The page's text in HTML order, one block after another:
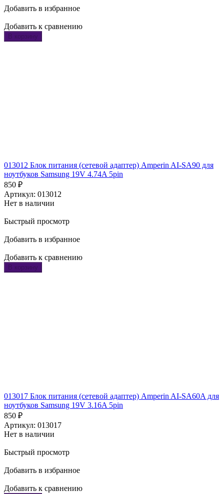
Добавить в избранное
Добавить к сравнению
В корзину
013012 Блок питания (сетевой адаптер) Amperin AI-SA90 для
ноутбуков Samsung 19V 4.74A 5pin
850 ₽
Артикул: 013012
Нет в наличии
Быстрый просмотр
Добавить в избранное
Добавить к сравнению
В корзину
013017 Блок питания (сетевой адаптер) Amperin AI-SA60A для
ноутбуков Samsung 19V 3.16A 5pin
850 ₽
Артикул: 013017
Нет в наличии
Быстрый просмотр
Добавить в избранное
Добавить к сравнению